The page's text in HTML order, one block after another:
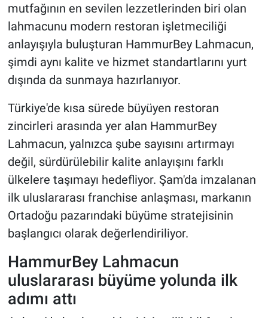
mutfağının en sevilen lezzetlerinden biri olan
lahmacunu modern restoran işletmeciliği
anlayışıyla buluşturan HammurBey Lahmacun,
şimdi aynı kalite ve hizmet standartlarını yurt
dışında da sunmaya hazırlanıyor.
Türkiye'de kısa sürede büyüyen restoran
zincirleri arasında yer alan HammurBey
Lahmacun, yalnızca şube sayısını artırmayı
değil, sürdürülebilir kalite anlayışını farklı
ülkelere taşımayı hedefliyor. Şam'da imzalanan
ilk uluslararası franchise anlaşması, markanın
Ortadoğu pazarındaki büyüme stratejisinin
başlangıcı olarak değerlendiriliyor.
HammurBey Lahmacun
uluslararası büyüme yolunda ilk
adımı attı